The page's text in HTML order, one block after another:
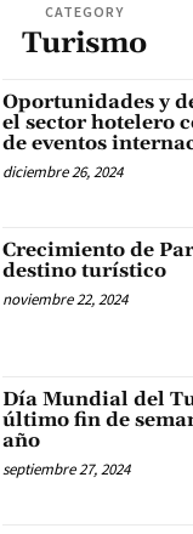
CATEGORY
Turismo
Oportunidades y
el sector hotelero
de eventos
diciembre 26, 2024
Crecimiento de
destino turístico
noviembre 22, 2024
Día Mundial del
último fin de
año
septiembre 27, 2024